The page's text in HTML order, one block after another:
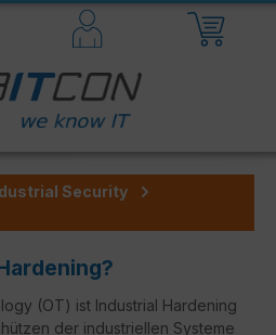
Security
(OT) ist Industrial Hardening
der industriellen Systeme